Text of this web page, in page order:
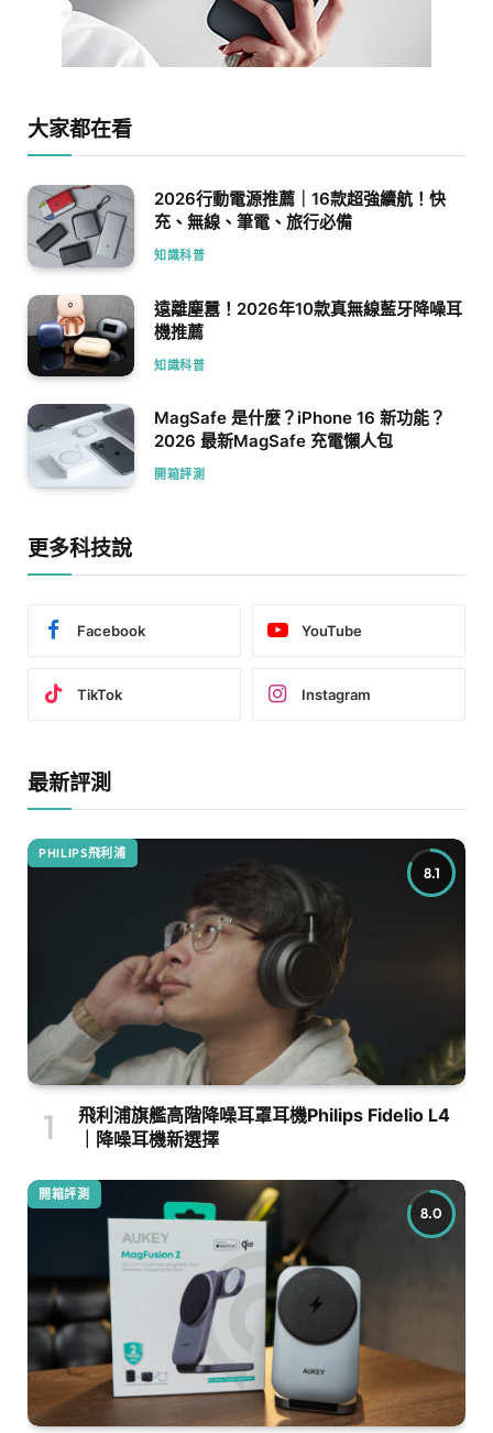
大家都在看
2026行動電源推薦｜16款超強續航！快
充、無線、筆電、旅行必備
知識科普
遠離塵囂！2026年10款真無線藍牙降噪耳
機推薦
知識科普
MagSafe 是什麼？iPhone 16 新功能？
2026 最新MagSafe 充電懶人包
開箱評測
更多科技說
Facebook YouTube
TikTok Instagram
最新評測
8.1
PHILIPS飛利浦
飛利浦旗艦高階降噪耳罩耳機Philips Fidelio L4
｜降噪耳機新選擇
8.0
開箱評測